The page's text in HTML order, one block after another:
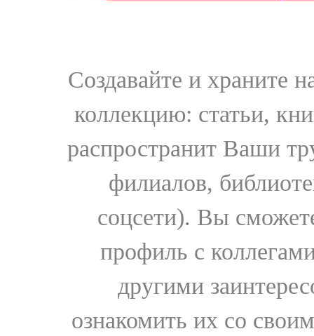
Создавайте и храните
коллекцию: статьи,
распространит Ваши
филиалов,
соцсети). Вы
профиль с
другими
ознакомить их со